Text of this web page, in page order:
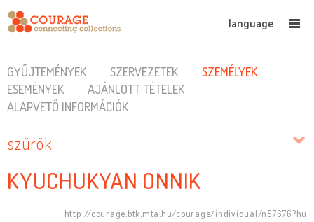
language
GYŰJTEMÉNYEK SZERVEZETEK
SZEMÉLYEK
ESEMÉNYEK
AJÁNLOTT TÉTELEK
ALAPVETŐ INFORMÁCIÓK
szűrők
KYUCHUKYAN ONNIK
http://courage.btk.mta.hu/courage/individual/n57676?hu